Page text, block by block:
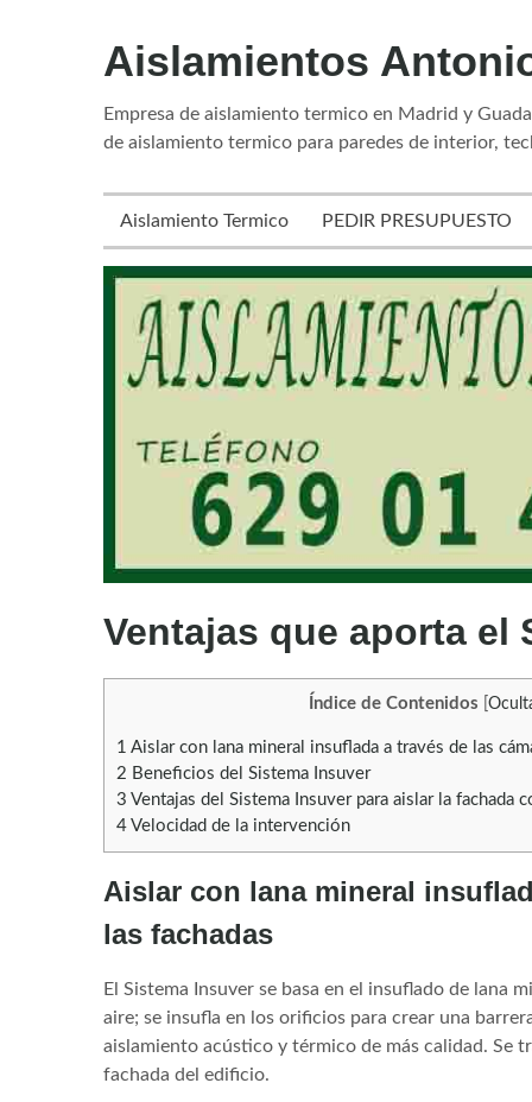
Aislamientos
Empresa de aislamiento termico en Madrid y
de aislamiento termico para paredes de interior,
Aislamiento Termico PEDIR PRESUPUESTO
Ventajas que aporta el
Índice de Contenidos
1 Aislar con lana mineral insuflada a través de las
2 Beneficios del Sistema Insuver
3 Ventajas del Sistema Insuver para aislar la fachada
4 Velocidad de la intervención
Aislar con lana mineral
las fachadas
El Sistema Insuver se basa en el insuflado de lana
aire; se insufla en los orificios para crear una
aislamiento acústico y térmico de más calidad. Se
fachada del edificio.